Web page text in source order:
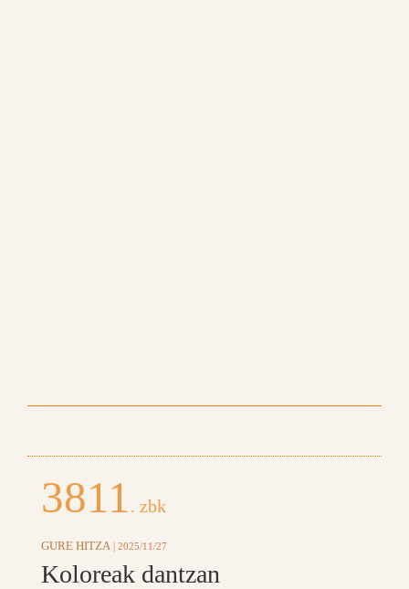
3811. zbk
GURE HITZA | 2025/11/27
Koloreak dantzan